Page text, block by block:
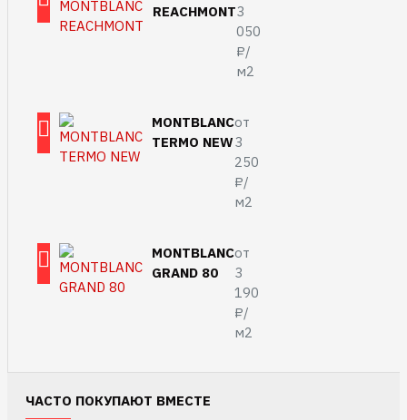
REACHMONT3
050
₽/
м2
MONTBLANC
TERMO NEW
от
3
250
₽/
м2
MONTBLANC
GRAND 80
от
3
190
₽/
м2
ЧАСТО ПОКУПАЮТ ВМЕСТЕ